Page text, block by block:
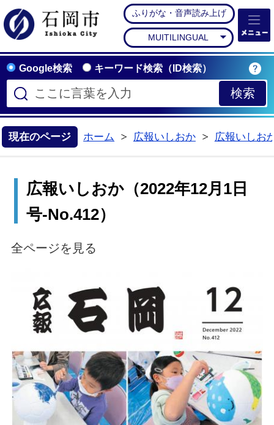
石岡市公式ホームペー
ふりがな・音声読み上げ
MUITILINGUAL
Google検索 キーワード検索（ID検索）
現在のページ ホーム
広報いしおか
広報いしお
広報いしおか（2022年12月1日
号-No.412）
全ページを見る